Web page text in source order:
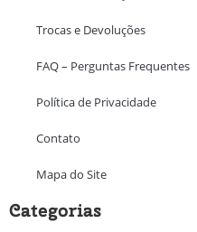
Trocas e Devoluções
FAQ – Perguntas Frequentes
Política de Privacidade
Contato
Mapa do Site
Categorias